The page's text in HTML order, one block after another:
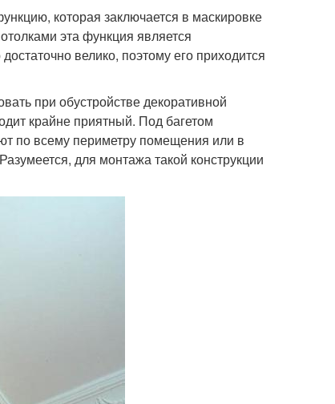
которая заключается в маскировке
эта функция является
велико, поэтому его приходится
при обустройстве декоративной
крайне приятный. Под багетом
по всему периметру помещения или в
для монтажа такой конструкции